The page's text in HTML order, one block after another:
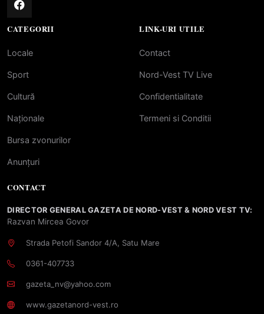
CATEGORII
Locale
Sport
Cultură
Naționale
Bursa zvonurilor
Anunțuri
LINK-URI UTILE
Contact
Nord-Vest TV Live
Confidentialitate
Termeni si Conditii
CONTACT
DIRECTOR GENERAL GAZETA DE NORD-VEST & NORD VEST TV:
Razvan Mircea Govor
Strada Petofi Sandor 4/A, Satu Mare
0361-407733
gazeta_nv@yahoo.com
www.gazetanord-vest.ro